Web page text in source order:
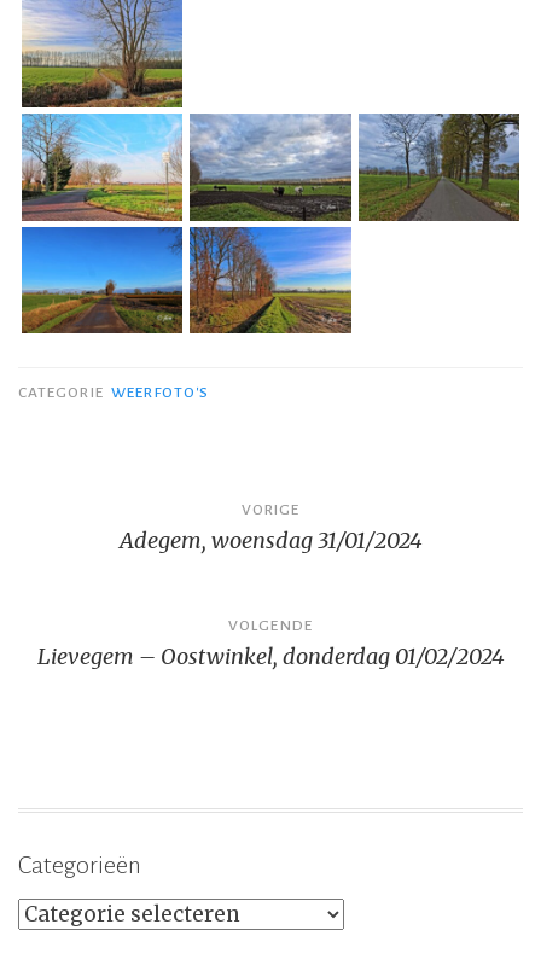
CATEGORIE WEERFOTO'S
navigatie
VORIGE
Adegem, woensdag 31/01/2024
VOLGENDE
Lievegem – Oostwinkel, donderdag 01/02/2024
Categorieën
Categorieën